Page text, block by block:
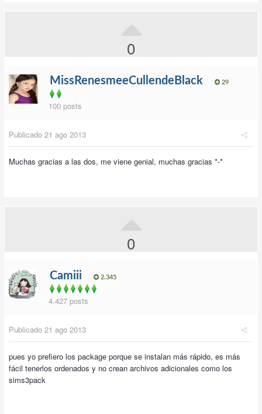
0
MissRenesmeeCullendeBlack 29
100 posts
Publicado 21 ago 2013
Muchas gracias a las dos, me viene genial, muchas gracias *-*
0
Camiii 2.345
4.427 posts
Publicado 21 ago 2013
pues yo prefiero los package porque se instalan más rápido, es más
fácil tenerlos ordenados y no crean archivos adicionales como los
sims3pack